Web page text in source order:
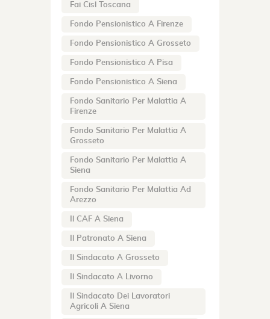
Fai Cisl Toscana
Fondo Pensionistico A Firenze
Fondo Pensionistico A Grosseto
Fondo Pensionistico A Pisa
Fondo Pensionistico A Siena
Fondo Sanitario Per Malattia A
Firenze
Fondo Sanitario Per Malattia A
Grosseto
Fondo Sanitario Per Malattia A
Siena
Fondo Sanitario Per Malattia Ad
Arezzo
Il CAF A Siena
Il Patronato A Siena
Il Sindacato A Grosseto
Il Sindacato A Livorno
Il Sindacato Dei Lavoratori
Agricoli A Siena